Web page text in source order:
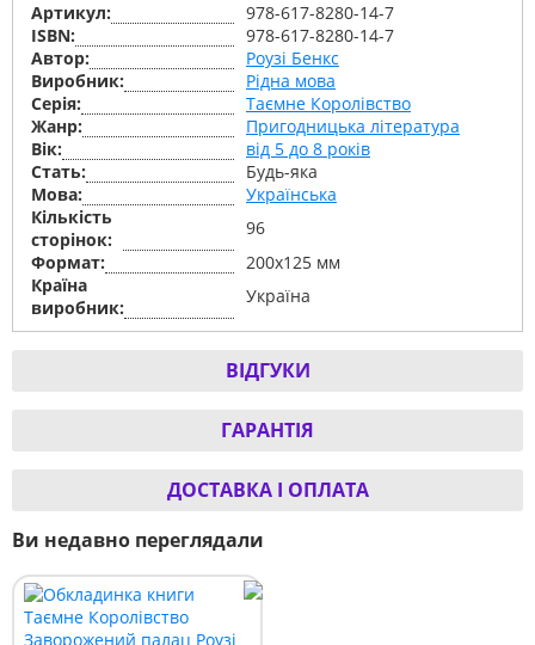
Артикул:
978-617-8280-14-7
ISBN:
978-617-8280-14-7
Автор:
Роузі Бенкс
Виробник:
Рідна мова
Серiя:
Таємне Королівство
Жанр:
Пригодницька література
Вік:
від 5 до 8 років
Стать:
Будь-яка
Мова:
Українська
Кількість
сторінок:
96
Формат:
200х125 мм
Країна
виробник:
Україна
ВІДГУКИ
ГАРАНТІЯ
ДОСТАВКА І ОПЛАТА
Ви недавно переглядали